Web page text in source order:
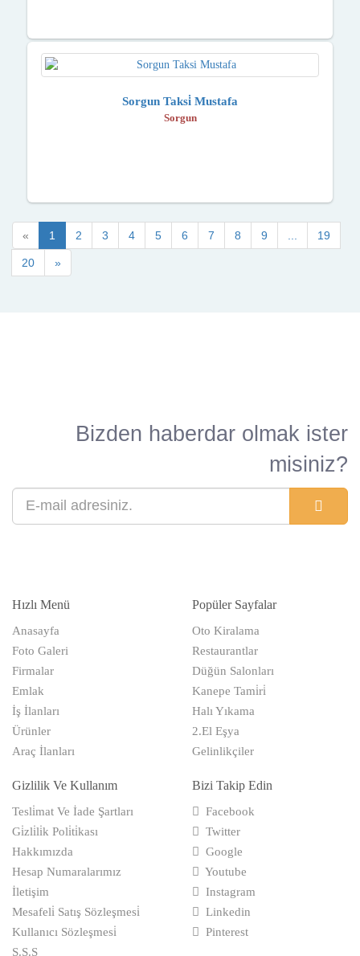
Sorgun Taksi̇ Mustafa
Sorgun
« 1 2 3 4 5 6 7 8 9 19
20 »
Bizden haberdar olmak ister
misiniz?
Hızlı Menü
Anasayfa
Foto Galeri
Firmalar
Emlak
İş İlanları
Ürünler
Araç İlanları
Popüler Sayfalar
Oto Kiralama
Restaurantlar
Düğün Salonları
Kanepe Tami̇ri̇
Halı Yıkama
2.El Eşya
Gelinlikçiler
Gizlilik Ve Kullanım
Tesli̇mat Ve İade Şartları
Gi̇zli̇li̇k Poli̇ti̇kası
Hakkımızda
Hesap Numaralarımız
İletişim
Mesafeli̇ Satış Sözleşmesi̇
Kullanıcı Sözleşmesi̇
S.S.S
Bizi Takip Edin
Facebook
Twitter
Google
Youtube
Instagram
Linkedin
Pinterest